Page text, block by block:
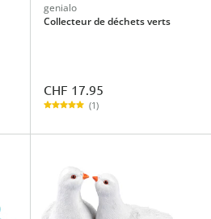
genialo
Collecteur de déchets verts
CHF 17.95
(1)